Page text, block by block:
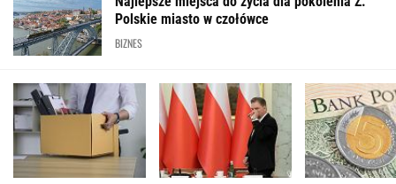
Polskie miasto w czołówce
BIZNES